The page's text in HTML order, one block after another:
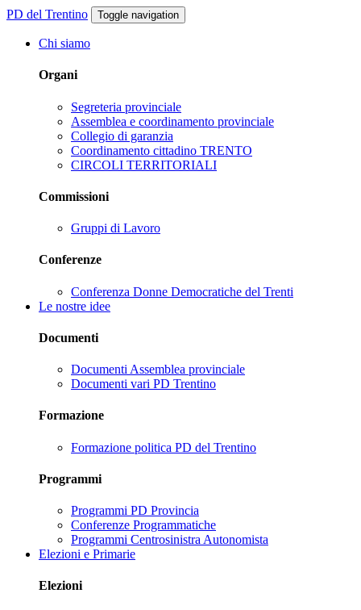
PD del Trentino Toggle navigation
Chi siamo
Organi
Segreteria provinciale
Assemblea e coordinamento provinciale
Collegio di garanzia
Coordinamento cittadino TRENTO
CIRCOLI TERRITORIALI
Commissioni
Gruppi di Lavoro
Conferenze
Conferenza Donne Democratiche del Trenti
Le nostre idee
Documenti
Documenti Assemblea provinciale
Documenti vari PD Trentino
Formazione
Formazione politica PD del Trentino
Programmi
Programmi PD Provincia
Conferenze Programmatiche
Programmi Centrosinistra Autonomista
Elezioni e Primarie
Elezioni